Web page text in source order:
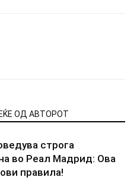
ОД АВТОРОТ
строга
во Реал Мадрид: Ова
правила!